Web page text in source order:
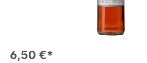
6,50 €*